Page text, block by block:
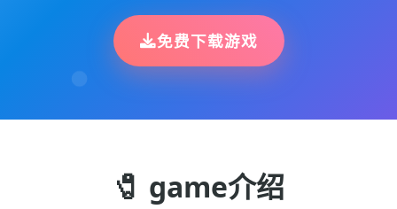
免费下载游戏
🧷 game介绍